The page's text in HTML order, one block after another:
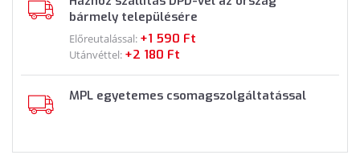
bármely településére
Előreutalással: +1 590 Ft
Utánvéttel: +2 180 Ft
MPL egyetemes csomagszolgáltatással